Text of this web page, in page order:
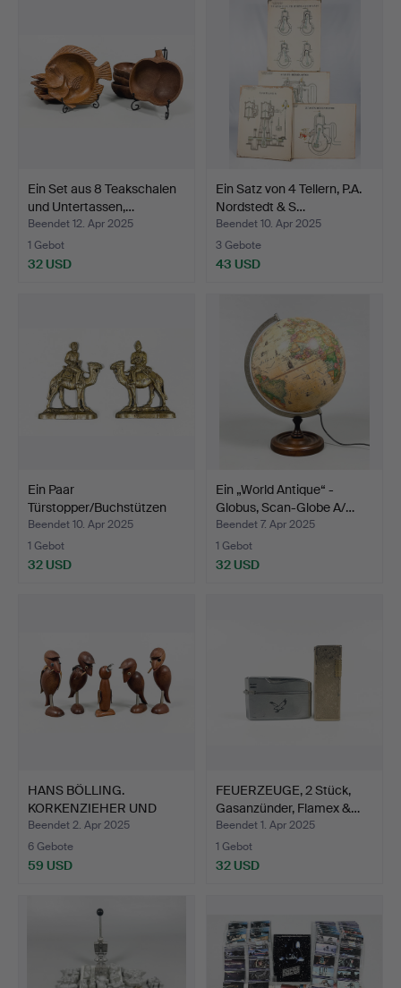
Ein Set aus 8 Teakschalen
und Untertassen,…
Beendet 12. Apr 2025
1 Gebot
32 USD
Ein Satz von 4 Tellern, P.A.
Nordstedt & S…
Beendet 10. Apr 2025
3 Gebote
43 USD
Ein Paar
Türstopper/Buchstützen
aus Messin…
Beendet 10. Apr 2025
1 Gebot
32 USD
Ein „World Antique“ -
Globus, Scan-Globe A/…
Beendet 7. Apr 2025
1 Gebot
32 USD
HANS BÖLLING.
KORKENZIEHER UND
KAPPENÖFFNE…
Beendet 2. Apr 2025
6 Gebote
59 USD
FEUERZEUGE, 2 Stück,
Gasanzünder, Flamex &…
Beendet 1. Apr 2025
1 Gebot
32 USD